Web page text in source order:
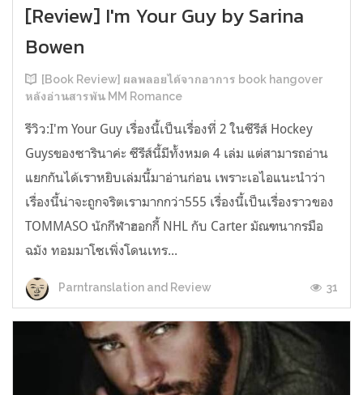
[Review] I'm Your Guy by Sarina
Bowen
[Book Review] ผลพลอยได้จากอาการ book hangover
หลังอ่านสารพัน MM Romance
รีวิว:I'm Your Guy เรื่องนี้เป็นเรื่องที่ 2 ในซีรีส์ Hockey
Guysของซารินาค่ะ ซีรีส์นี้มีทั้งหมด 4 เล่ม แต่สามารถอ่าน
แยกกันได้เราหยิบเล่มนี้มาอ่านก่อน เพราะเอไอแนะนำว่า
เรื่องนี้น่าจะถูกจริตเรามากกว่า555 เรื่องนี้เป็นเรื่องราวของ
TOMMASO นักกีฬาฮอกกี้ NHL กับ Carter มัณฑนากรมือ
ฉมัง ทอมมาโซเพิ่งโดนเทร...
Parntranslation and Review 31